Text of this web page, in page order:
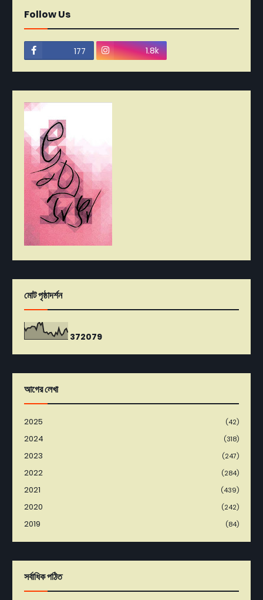
Follow Us
177 1.8k
মোট পৃষ্ঠাদর্শন
372079
আগের লেখা
2025 (42)
2024 (318)
2023 (247)
2022 (284)
2021 (439)
2020 (242)
2019 (84)
সর্বাধিক পঠিত